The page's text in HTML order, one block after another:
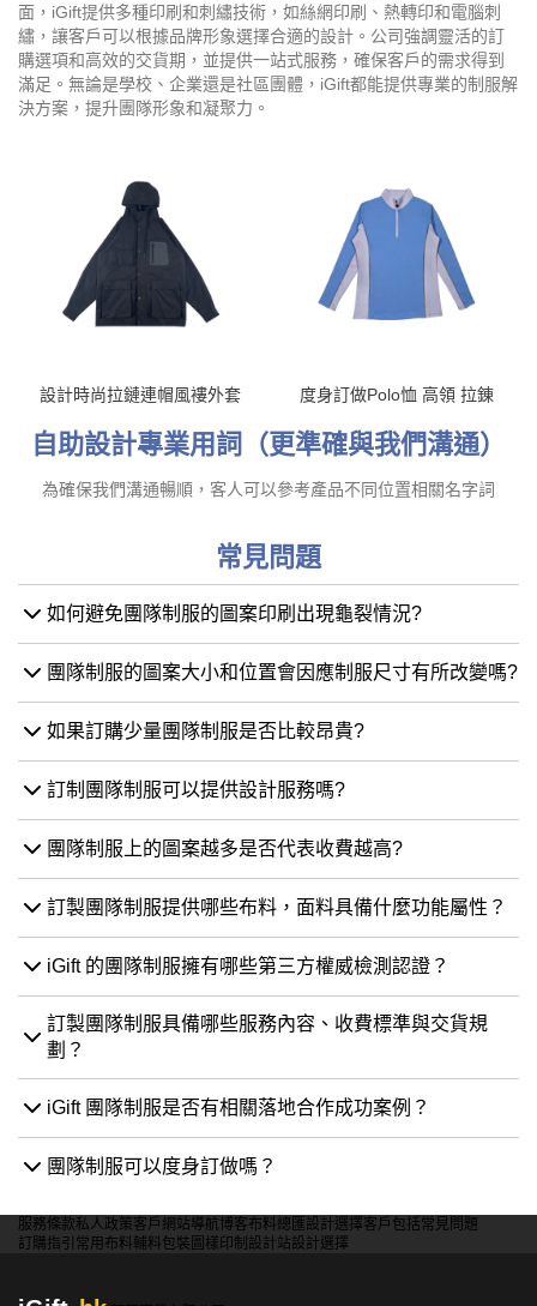
面，iGift提供多種印刷和刺繡技術，如絲網印刷、熱轉印和電腦刺
繡，讓客戶可以根據品牌形象選擇合適的設計。公司強調靈活的訂
購選項和高效的交貨期，並提供一站式服務，確保客戶的需求得到
滿足。無論是學校、企業還是社區團體，iGift都能提供專業的制服解
決方案，提升團隊形象和凝聚力。
設計時尚拉鏈連帽風褸外套 度身訂做Polo恤 高領 拉錬
自助設計專業用詞（更準確與我們溝通）
為確保我們溝通暢順，客人可以參考產品不同位置相關名字詞
常見問題
如何避免團隊制服的圖案印刷出現龜裂情況?
團隊制服的圖案大小和位置會因應制服尺寸有所改變嗎?
如果訂購少量團隊制服是否比較昂貴?
訂制團隊制服可以提供設計服務嗎?
團隊制服上的圖案越多是否代表收費越高?
訂製團隊制服提供哪些布料，面料具備什麼功能屬性？
iGift 的團隊制服擁有哪些第三方權威檢測認證？
訂製團隊制服具備哪些服務內容、收費標準與交貨規
劃？
iGift 團隊制服是否有相關落地合作成功案例？
團隊制服可以度身訂做嗎？
服務條款私人政策客戶 網站導航博客布料總匯設計選擇客戶包括常見問題
訂購指引 常用布料輔料包裝 圖樣印制 設計站設計選擇